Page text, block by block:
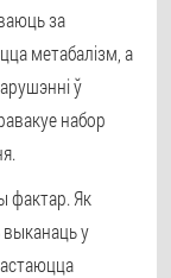
за
метабалізм, а
ў
набор
фактар. Як
у